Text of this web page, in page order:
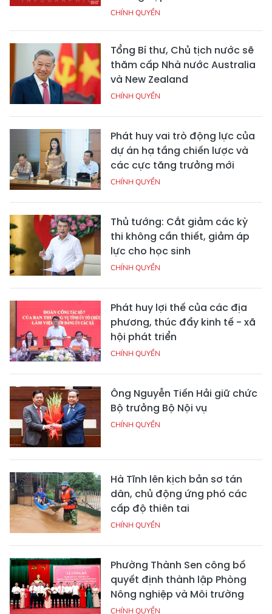
CHÍNH QUYỀN
Tổng Bí thư, Chủ tịch nước sẽ
thăm cấp Nhà nước Australia
và New Zealand
CHÍNH QUYỀN
Phát huy vai trò động lực của
dự án hạ tầng chiến lược và
các cực tăng trưởng mới
CHÍNH QUYỀN
Thủ tướng: Cắt giảm các kỳ
thi không cần thiết, giảm áp
lực cho học sinh
CHÍNH QUYỀN
Phát huy lợi thế của các địa
phương, thúc đẩy kinh tế - xã
hội phát triển
CHÍNH QUYỀN
Ông Nguyễn Tiến Hải giữ chức
Bộ trưởng Bộ Nội vụ
CHÍNH QUYỀN
Hà Tĩnh lên kịch bản sơ tán
dân, chủ động ứng phó các
cấp độ thiên tai
CHÍNH QUYỀN
Phường Thành Sen công bố
quyết định thành lập Phòng
Nông nghiệp và Môi trường
CHÍNH QUYỀN